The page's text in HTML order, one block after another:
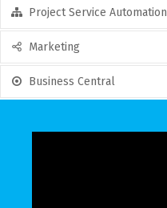
Project Service Automation
Marketing
Business Central